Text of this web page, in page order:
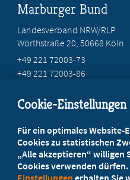
Marburger Bund
Landesverband NRW/RLP
Wörthstraße 20, 50668 Köln
+49 221 72003-73
+49 221 72003-86
Ihr Landesverband berät Sie!
Ansprechpartner
Cookie-Einstellungen
Für ein optimales
Cookies zu statistischen
„Alle akzeptieren“ willigen
Cookies verwenden dürfen.
Einstellungen erhalten Sie